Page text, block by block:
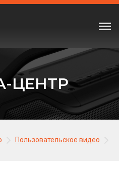
ЦЕНТР
Пользовательское видео